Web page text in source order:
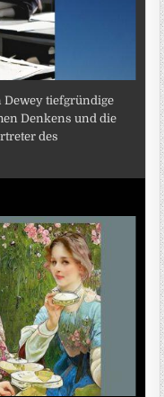
Dewey tiefgründige
Denkens und die
des